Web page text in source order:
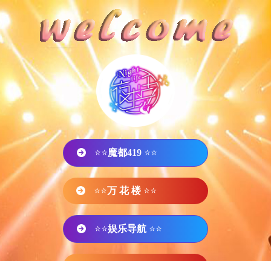
⭐⭐魔都419 ⭐⭐
⭐⭐万 花 楼 ⭐⭐
⭐⭐娱乐导航 ⭐⭐